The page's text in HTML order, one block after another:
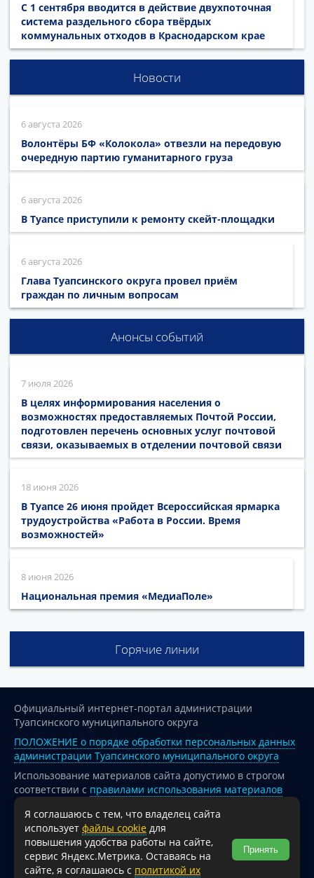
С 1 сентября вводится в действие двухпоточная
система раздельного сбора твёрдых
коммунальных отходов в Краснодарском крае
Новости
6 августа 2026
Волонтёры БФ «Колокола» отвезли на передовую
очередную партию гуманитарного груза
6 августа 2026
В Туапсе приступили к ремонту скейт-площадки
6 августа 2026
Глава Туапсинского округа провел приём
граждан по личным вопросам
Анонсы событий
7 июля 2026
В целях информирования населения о
возможностях предоставляемых Почтой России,
подготовлен перечень основных услуг почтовой
связи, оказываемых в отделении почтовой связи
18 июня 2026
В Туапсе 26 июня пройдет Всероссийская ярмарка
трудоустройства «Работа в России. Время
возможностей»
8 июня 2026
Национальная премия «МедиаПоле»
Горячие линии
Официальный интернет-портал администрации
Туапсинского муниципального округа
ПОЛОЖЕНИЕ о порядке обработки персональных данных
администрации Туапсинского муниципального округа
Использование материалов сайта допустимо в строгом
соответствии с правилами использования материалов
опубликованных на сайте
При перепечатке и использовании информации ссылка
на источник обязательна.
Для сайтов и страниц сети Интернет обязательна
активная гиперссылка на официальный интернет-портал
Я соглашаюсь с тем, что владелец сайта
использует файлы cookie для
повышения удобства работы на сайте,
сервис Яндекс.Метрика. Оставаясь на
сайте, я соглашаюсь с политикой их
Принять